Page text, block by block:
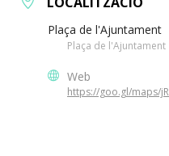
Plaça de l'Ajuntament
Plaça de l'Ajuntament
Web
https://goo.gl/maps/